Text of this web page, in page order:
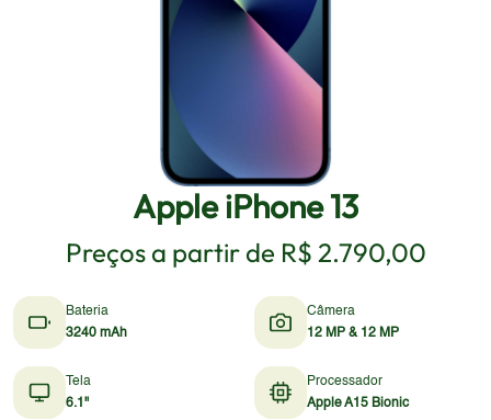
Apple iPhone 13
Preços a partir de R$ 2.790,00
Bateria
3240 mAh
Câmera
12 MP & 12 MP
Tela
6.1"
Processador
Apple A15 Bionic